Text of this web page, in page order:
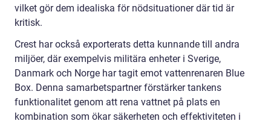
vilket gör dem idealiska för nödsituationer där tid är
kritisk.
Crest har också exporterats detta kunnande till andra
miljöer, där exempelvis militära enheter i Sverige,
Danmark och Norge har tagit emot vattenrenaren Blue
Box. Denna samarbetspartner förstärker tankens
funktionalitet genom att rena vattnet på plats en
kombination som ökar säkerheten och effektiviteten i